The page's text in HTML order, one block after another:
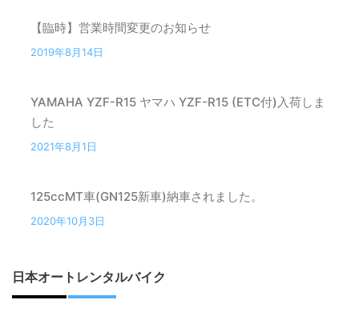
【臨時】営業時間変更のお知らせ
2019年8月14日
YAMAHA YZF-R15 ヤマハ YZF-R15 (ETC付)入荷しま
した
2021年8月1日
125ccMT車(GN125新車)納車されました。
2020年10月3日
日本オートレンタルバイク